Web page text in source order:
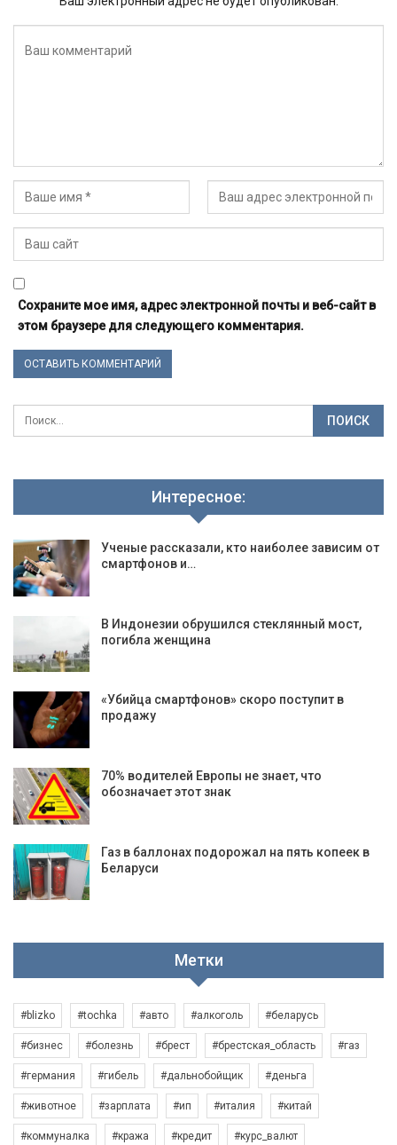
Сохраните мое имя, адрес электронной почты и веб-сайт в
этом браузере для следующего комментария.
Интересное:
Ученые рассказали, кто наиболее зависим от
смартфонов и…
В Индонезии обрушился стеклянный мост,
погибла женщина
«Убийца смартфонов» скоро поступит в
продажу
70% водителей Европы не знает, что
обозначает этот знак
Газ в баллонах подорожал на пять копеек в
Беларуси
Метки
#blizko #tochka #авто #алкоголь #беларусь
#бизнес #болезнь #брест #брестская_область #газ
#германия #гибель #дальнобойщик #деньга
#животное #зарплата #ип #италия #китай
#коммуналка #кража #кредит #курс_валют